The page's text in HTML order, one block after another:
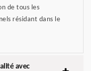
de tous les
résidant dans le
avec